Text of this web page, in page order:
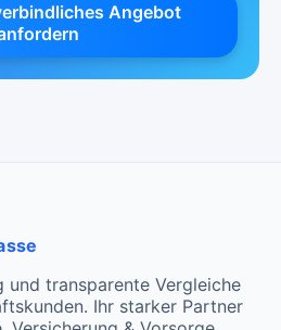
Angebot
und transparente Vergleiche
Ihr starker Partner